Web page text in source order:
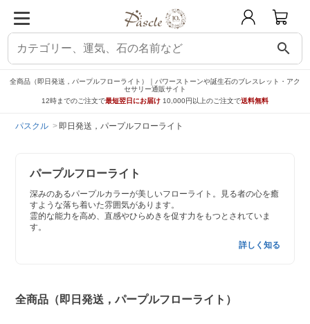
search
全商品（即日発送，パープルフローライト）｜パワーストーンや誕生石のブレスレット・アク
セサリー通販サイト
12時までのご注文で最短翌日にお届け 10,000円以上のご注文で送料無料
パスクル 即日発送，パープルフローライト
パープルフローライト
深みのあるパープルカラーが美しいフローライト。見る者の心を癒
すような落ち着いた雰囲気があります。
霊的な能力を高め、直感やひらめきを促す力をもつとされていま
す。
詳しく知る
全商品（即日発送，パープルフローライト）